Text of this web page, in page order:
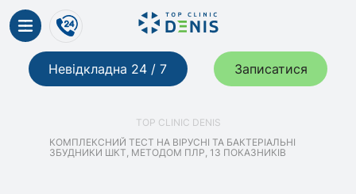
Невідкладна 24 / 7 Записатися
TOP CLINIC DENIS
КОМПЛЕКСНИЙ ТЕСТ НА ВІРУСНІ ТА БАКТЕРІАЛЬНІ
ЗБУДНИКИ ШКТ, МЕТОДОМ ПЛР, 13 ПОКАЗНИКІВ